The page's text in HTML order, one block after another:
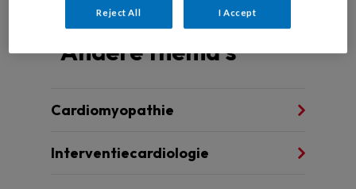
Andere thema's
Cardiomyopathie
Interventiecardiologie
Reject All I Accept